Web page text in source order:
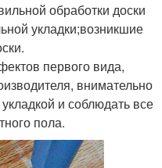
обработки доски
укладки;возникшие
первого вида,
внимательно
и соблюдать все
пола.